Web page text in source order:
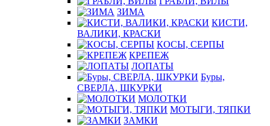
ЗИМА
КИСТИ,
ВАЛИКИ, КРАСКИ
КОСЫ, СЕРПЫ
КРЕПЕЖ
ЛОПАТЫ
Буры,
СВЕРЛА, ШКУРКИ
МОЛОТКИ
МОТЫГИ, ТЯПКИ
ЗАМКИ